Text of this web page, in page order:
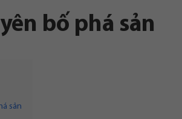
bố phá sản
sản